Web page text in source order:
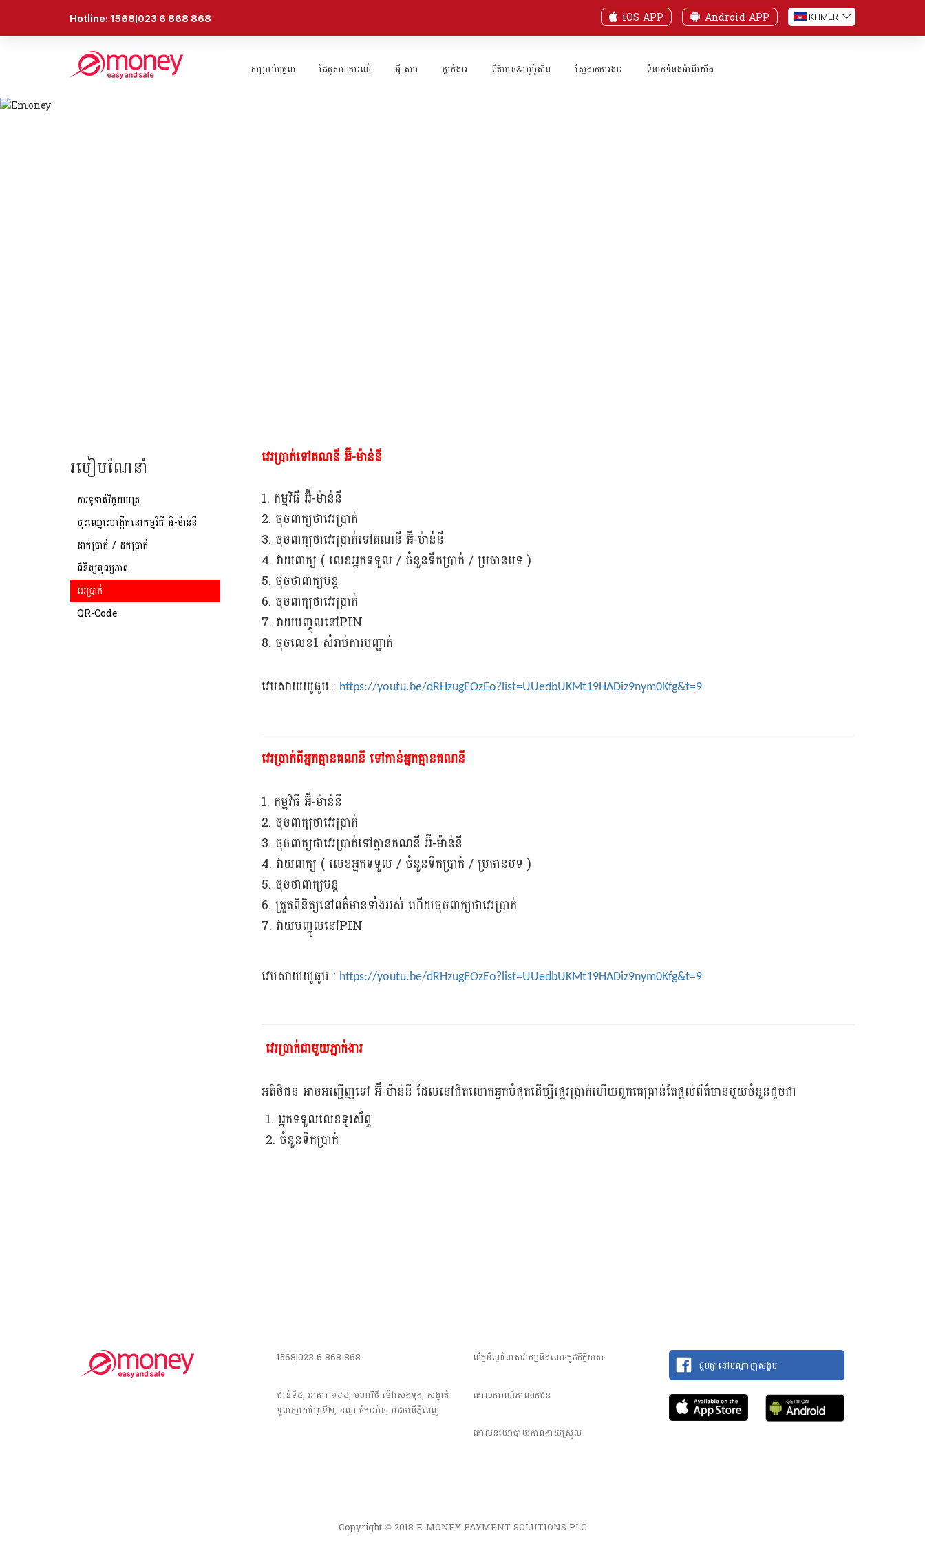
Hotline: 1568|023 6 868 868 iOS APP Android APP KHMER
សម្រាប់បុគ្គល ដៃគូសហការណ៌ អុី-សប ភ្នាក់ងារ​ ព័ត៍មាន&ប្រូម៉ូសិន ស្វែងរកការងារ ទំនាក់ទំនងអំពើយើង
របៀបណែនាំ
ការទូទាត់វិក្តយបត្រ
ចុះឈ្មោះបង្កើតនៅកម្មវិធី អុី-ម៉ាន់នី
ដាក់ប្រាក់ / ដកប្រាក់
ពិនិត្យតុល្យភាព
វេរប្រាក់
QR-Code
វេរប្រាក់ទៅគណនី អ៊ី-ម៉ាន់នី
1. កម្មវិធី អ៊ី-ម៉ាន់នី
2. ចុចពាក្យថាវេរប្រាក់
3. ចុចពាក្យថាវេរប្រាក់ទៅគណនី អ៊ី-ម៉ាន់នី
4. វាយពាក្យ ( លេខអ្នកទទួល / ចំនួនទឹកប្រាក់ / ប្រធានបទ )
5. ចុចថាពាក្យបន្ត
6. ចុចពាក្យថាវេរប្រាក់
7. វាយបញ្ចូលនៅPIN
8. ចុចលេខ1 សំរាប់ការបញ្ជាក់
វេបសាយយូធូប : https://youtu.be/dRHzugEOzEo?list=UUedbUKMt19HADiz9nym0Kfg&t=9
វេរប្រាក់ពីអ្នកគ្មានគណនី ទៅកាន់អ្នកគ្មានគណនី
1. កម្មវិធី អ៊ី-ម៉ាន់នី
2. ចុចពាក្យថាវេរប្រាក់
3. ចុចពាក្យថាវេរប្រាក់ទៅគ្មានគណនី អ៊ី-ម៉ាន់នី
4. វាយពាក្យ ( លេខអ្នកទទួល / ចំនួនទឹកប្រាក់ / ប្រធានបទ )
5. ចុចថាពាក្យបន្ត
6. ត្រួតពិនិត្យនៅពត៌មានទាំងអស់ ហើយចុចពាក្យថាវេរប្រាក់
7. វាយបញ្ចូលនៅPIN
វេបសាយយូធូប : https://youtu.be/dRHzugEOzEo?list=UUedbUKMt19HADiz9nym0Kfg&t=9
វេរប្រាក់ជាមួយភ្នាក់ងារ
អតិថិជន អាចអញ្ជើ់ញទៅ អ៊ី-ម៉ាន់នី ដែលនៅជិតលោកអ្នកបំផុតដើម្បីផ្ទេរប្រាក់ហើយពួកគេគ្រាន់តែផ្តល់ព័ត៌មានមួយចំនួនដូចជា
1. អ្នកទទួលលេខទូរស័ព្ទ
2. ចំនួនទឹកប្រាក់
1568|023 6 868 868
ជាន់ទី៤, អាគារ ១៩៩, មហាវិថី​ ម៉ៅសេងទុង, សង្កាត់
ទួលស្វាយព្រៃទី២, ខណ្ឌ ចំការម៉ន, រាជធានី​ភ្នំពេញ
ល័ក្ខខ័ណ្ឌនៃសេវាកម្មនិងលេខកូដកិត្តិយស
គោលការណ៍​ភាព​ឯកជន
គោលនយោបាយភាពងាយស្រួល
ជួបគ្នានៅបណ្តាញសង្គម
Copyright © 2018 E-MONEY PAYMENT SOLUTIONS PLC